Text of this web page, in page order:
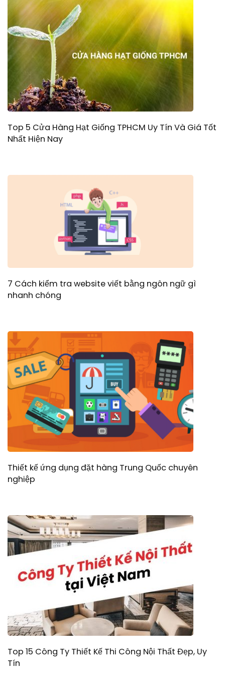
Top 5 Cửa Hàng Hạt Giống TPHCM Uy Tín Và Giá Tốt
Nhất Hiện Nay
7 Cách kiểm tra website viết bằng ngôn ngữ gì
nhanh chóng
Thiết kế ứng dụng đặt hàng Trung Quốc chuyên
nghiệp
Top 15 Công Ty Thiết Kế Thi Công Nội Thất Đẹp, Uy
Tín